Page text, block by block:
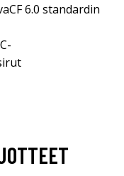
6.0 standardin